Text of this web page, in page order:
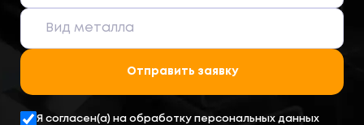
Отправить заявку
Я согласен(а) на обработку персональных данных